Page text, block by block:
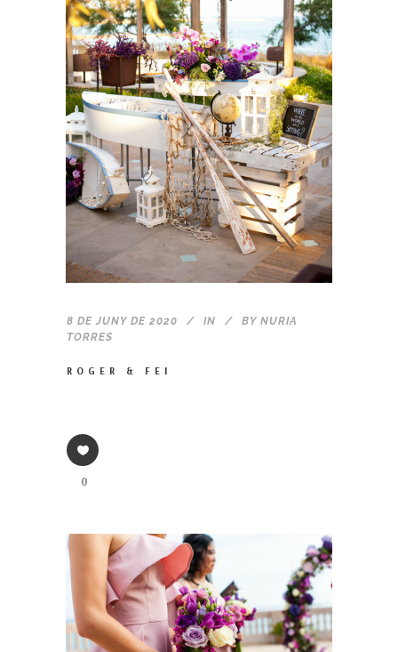
8 DE JUNY DE 2020 IN BY NURIA
TORRES
ROGER & FEI
0